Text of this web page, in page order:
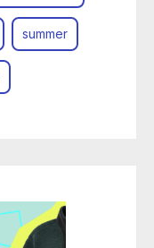
summer